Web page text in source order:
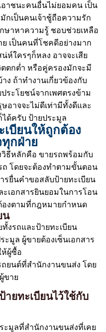
อาชนะคนอื่นไม่ยอมคน เป็น
กเป็นคนเจ้าชู้ถือความรัก
ษาหาความรู้ ชอบช่วยเหลือ
ย เป็นคนที่โชคดีอย่างมาก
ห์ใครๆก็หลง อาจจะเสีย
ตกต่ำ หรือคู่ครองมักจะมี
ง ถ้าทำงานเกี่ยวข้องกับ
ระโยชน์จากเพศตรงข้าม
อาจจะไม่ดีเท่ามีทั้งดีและ
ได้ครับ ป้ายประมูล
บียนให้ถูกต้อง
กฝ่าย
วิธีหลักคือ ขายรถพร้อมกับ
ถ โดยจะต้องทำตามขั้นตอน
รยื่นคำขอสลับป้ายทะเบียน
เอกสารยินยอมในการโอน
องตามที่กฎหมายกำหนด
น
งรถและป้ายทะเบียน
มูล ผู้ขายต้องเซ็นเอกสาร
ห้ผู้ซื้อ
ยนต์ที่สำนักงานขนส่ง โดย
ขาย
ายทะเบียนไว้ใช้กับ
ะมูลที่สำนักงานขนส่งที่เคย